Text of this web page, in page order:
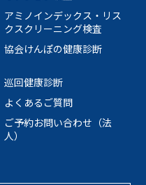
アミノインデックス・リス
クスクリーニング検査
協会けんぽの健康診断
巡回健康診断
よくあるご質問
ご予約お問い合わせ（法
人）